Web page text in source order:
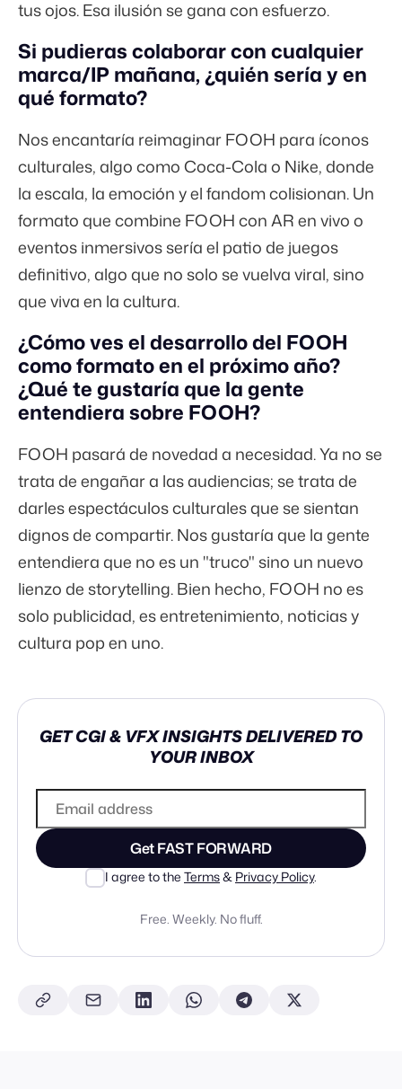
tus ojos. Esa ilusión se gana con esfuerzo.
Si pudieras colaborar con cualquier
marca/IP mañana, ¿quién sería y en
qué formato?
Nos encantaría reimaginar FOOH para íconos
culturales, algo como Coca-Cola o Nike, donde
la escala, la emoción y el fandom colisionan. Un
formato que combine FOOH con AR en vivo o
eventos inmersivos sería el patio de juegos
definitivo, algo que no solo se vuelva viral, sino
que viva en la cultura.
¿Cómo ves el desarrollo del FOOH
como formato en el próximo año?
¿Qué te gustaría que la gente
entendiera sobre FOOH?
FOOH pasará de novedad a necesidad. Ya no se
trata de engañar a las audiencias; se trata de
darles espectáculos culturales que se sientan
dignos de compartir. Nos gustaría que la gente
entendiera que no es un "truco" sino un nuevo
lienzo de storytelling. Bien hecho, FOOH no es
solo publicidad, es entretenimiento, noticias y
cultura pop en uno.
GET CGI & VFX INSIGHTS DELIVERED TO
YOUR INBOX
Get FAST FORWARD
I agree to the Terms& Privacy Policy.
Free. Weekly. No fluff.